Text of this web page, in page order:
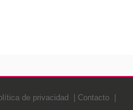
de privacidad
Contacto